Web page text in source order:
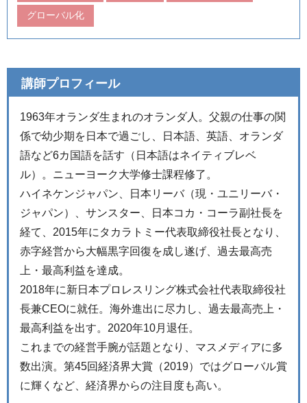
グローバル化
講師プロフィール
1963年オランダ生まれのオランダ人。父親の仕事の関
係で幼少期を日本で過ごし、日本語、英語、オランダ
語など6カ国語を話す（日本語はネイティブレベ
ル）。ニューヨーク大学修士課程修了。
ハイネケンジャパン、日本リーバ（現・ユニリーバ・
ジャパン）、サンスター、日本コカ・コーラ副社長を
経て、2015年にタカラトミー代表取締役社長となり、
赤字経営から大幅黒字回復を成し遂げ、過去最高売
上・最高利益を達成。
2018年に新日本プロレスリング株式会社代表取締役社
長兼CEOに就任。海外進出に尽力し、過去最高売上・
最高利益を出す。2020年10月退任。
これまでの経営手腕が話題となり、マスメディアに多
数出演。第45回経済界大賞（2019）ではグローバル賞
に輝くなど、経済界からの注目度も高い。